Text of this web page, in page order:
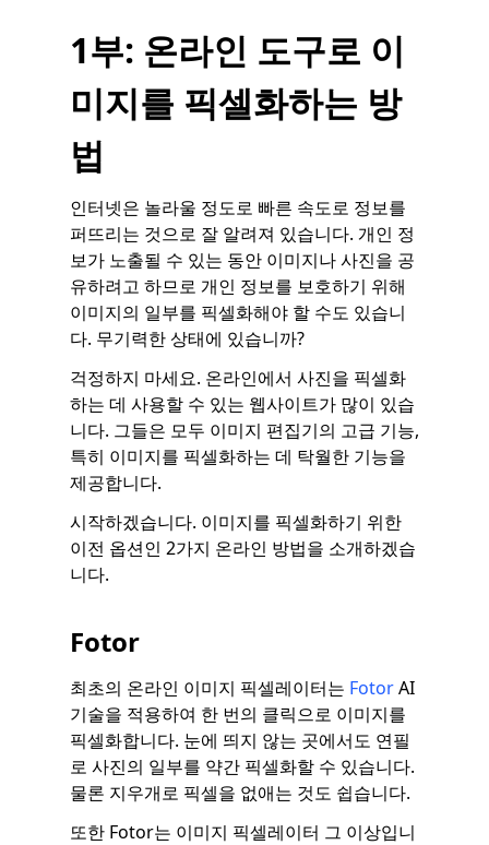
1부: 온라인 도구로 이
미지를 픽셀화하는 방
법
인터넷은 놀라울 정도로 빠른 속도로 정보를
퍼뜨리는 것으로 잘 알려져 있습니다. 개인 정
보가 노출될 수 있는 동안 이미지나 사진을 공
유하려고 하므로 개인 정보를 보호하기 위해
이미지의 일부를 픽셀화해야 할 수도 있습니
다. 무기력한 상태에 있습니까?
걱정하지 마세요. 온라인에서 사진을 픽셀화
하는 데 사용할 수 있는 웹사이트가 많이 있습
니다. 그들은 모두 이미지 편집기의 고급 기능,
특히 이미지를 픽셀화하는 데 탁월한 기능을
제공합니다.
시작하겠습니다. 이미지를 픽셀화하기 위한
이전 옵션인 2가지 온라인 방법을 소개하겠습
니다.
Fotor
최초의 온라인 이미지 픽셀레이터는 FotorAI
기술을 적용하여 한 번의 클릭으로 이미지를
픽셀화합니다. 눈에 띄지 않는 곳에서도 연필
로 사진의 일부를 약간 픽셀화할 수 있습니다.
물론 지우개로 픽셀을 없애는 것도 쉽습니다.
또한 Fotor는 이미지 픽셀레이터 그 이상입니